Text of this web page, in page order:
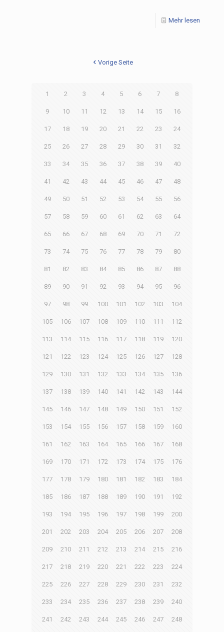
Mehr lesen
Vorige Seite
1 2 3 4 5 6 7 8
9 10 11 12 13 14 15 16
17 18 19 20 21 22 23 24
25 26 27 28 29 30 31 32
33 34 35 36 37 38 39 40
41 42 43 44 45 46 47 48
49 50 51 52 53 54 55 56
57 58 59 60 61 62 63 64
65 66 67 68 69 70 71 72
73 74 75 76 77 78 79 80
81 82 83 84 85 86 87 88
89 90 91 92 93 94 95 96
97 98 99 100 101 102 103 104
105 106 107 108 109 110 111 112
113 114 115 116 117 118 119 120
121 122 123 124 125 126 127 128
129 130 131 132 133 134 135 136
137 138 139 140 141 142 143 144
145 146 147 148 149 150 151 152
153 154 155 156 157 158 159 160
161 162 163 164 165 166 167 168
169 170 171 172 173 174 175 176
177 178 179 180 181 182 183 184
185 186 187 188 189 190 191 192
193 194 195 196 197 198 199 200
201 202 203 204 205 206 207 208
209 210 211 212 213 214 215 216
217 218 219 220 221 222 223 224
225 226 227 228 229 230 231 232
233 234 235 236 237 238 239 240
241 242 243 244 245 246 247 248